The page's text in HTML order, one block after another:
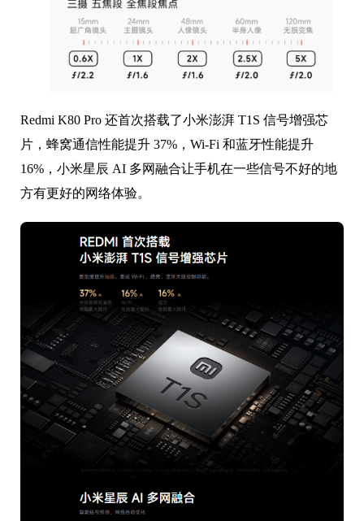
Redmi K80 Pro 还首次搭载了小米澎湃 T1S 信号增强芯
片，蜂窝通信性能提升 37%，Wi-Fi 和蓝牙性能提升
16%，小米星辰 AI 多网融合让手机在一些信号不好的地
方有更好的网络体验。